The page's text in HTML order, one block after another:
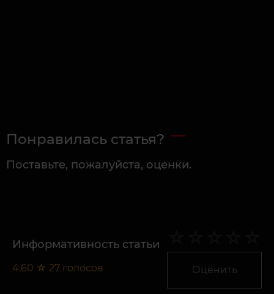
Понравилась статья?
Поставьте, пожалуйста, оценки.
Информативность статьи
4,60 ☆ 27 голосов Оценить